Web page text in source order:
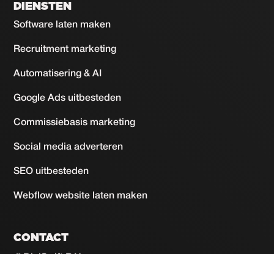
DIENSTEN
Software laten maken
Recruitment marketing
Automatisering & AI
Google Ads uitbesteden
Commissiebasis marketing
Social media adverteren
SEO uitbesteden
Webflow website laten maken
CONTACT